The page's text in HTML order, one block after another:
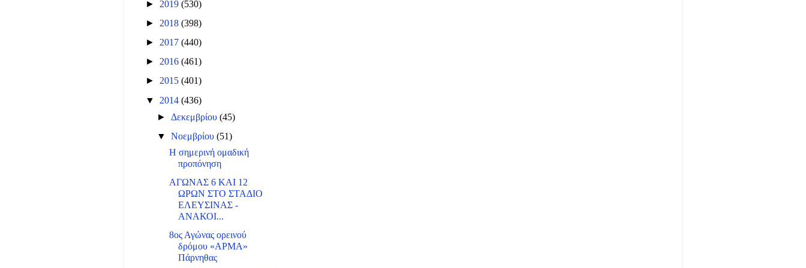
► 2019 (530)
► 2018 (398)
► 2017 (440)
► 2016 (461)
► 2015 (401)
▼ 2014 (436)
► Δεκεμβρίου(45)
▼Νοεμβρίου(51)
Η σημερινή ομαδική
προπόνηση
ΑΓΩΝΑΣ 6 ΚΑΙ 12
ΩΡΩΝ ΣΤΟ ΣΤΑΔΙΟ
ΕΛΕΥΣΙΝΑΣ -
ΑΝΑΚΟΙ...
8ος Αγώνας ορεινού
δρόμου «ΑΡΜΑ»
Πάρνηθας